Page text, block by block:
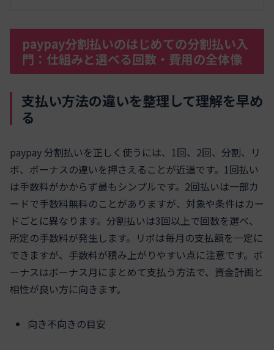
paypay分割払いのはじめての分割払い入
門：仕組みと選べる回数・費用の全体像
支払い方法の違いを整理して理解を早め
る
paypay 分割払いを正しく使うには、1回、2回、分割、リ
ボ、ボーナスの違いを押さえることが近道です。1回払い
は手数料がかからず最もシンプルです。2回払いは一部カ
ードで手数料無料のことがありますが、対象や条件はカー
ドごとに異なります。分割払いは3回以上で回数を選べ、
所定の手数料が発生します。リボは毎月の支払額を一定に
できますが、手数料が積み上がりやすい点に注意です。ボ
ーナスはボーナス月にまとめて支払う方法で、資金計画と
相性が良い方に向きます。
向き不向きの目安